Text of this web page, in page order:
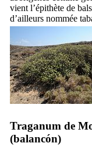
vient l’épithète de
d’ailleurs nommée
Traganum de
(balancón)